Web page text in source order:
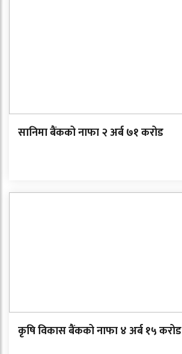
सानिमा बैंकको नाफा २ अर्ब ७१ करोड
कृषि विकास बैंकको नाफा ४ अर्ब १५ करोड